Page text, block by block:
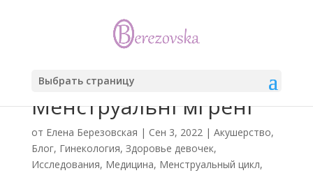
Выбрать страницу
Менструальні мгрені
от Елена Березовская | Сен 3, 2022| Акушерство,
Блог, Гинекология, Здоровье девочек,
Исследования, Медицина, Менструальный цикл,